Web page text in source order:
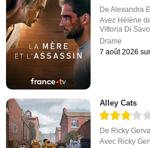
DeAlexandra
Avec Hélène
Vittoria Di
Drame
7 août 2026
Alley Cats
De Ricky
Avec Ricky